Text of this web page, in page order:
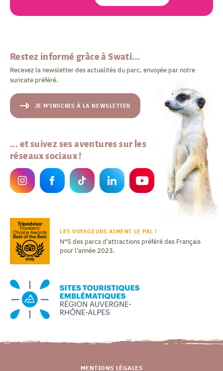
Restez informé grâce à Swati...
Recevez la newsletter des actualités du parc, envoyée par notre
suricate préféré.
JE M'INSCRIS À LA NEWSLETTER
... et suivez ses aventures sur les
réseaux sociaux !
LES VOYAGEURS AIMENT LE PAL !
N°5 des parcs d'attractions préféré des Français
pour l'année 2023.
MENTIONS LÉGALES